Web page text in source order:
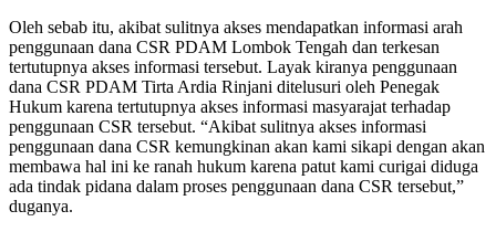
Oleh sebab itu, akibat sulitnya akses mendapatkan informasi arah
penggunaan dana CSR PDAM Lombok Tengah dan terkesan
tertutupnya akses informasi tersebut. Layak kiranya penggunaan
dana CSR PDAM Tirta Ardia Rinjani ditelusuri oleh Penegak
Hukum karena tertutupnya akses informasi masyarajat terhadap
penggunaan CSR tersebut. “Akibat sulitnya akses informasi
penggunaan dana CSR kemungkinan akan kami sikapi dengan akan
membawa hal ini ke ranah hukum karena patut kami curigai diduga
ada tindak pidana dalam proses penggunaan dana CSR tersebut,”
duganya.